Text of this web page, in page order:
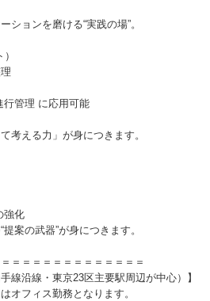
ションを磨ける“実践の場”。
管理 に応用可能
考える力」が身につきます。
強化
案の武器”が身につきます。
＝＝＝＝＝＝＝＝＝＝＝＝＝
線沿線・東京23区主要駅周辺が中心）】
オフィス勤務となります。